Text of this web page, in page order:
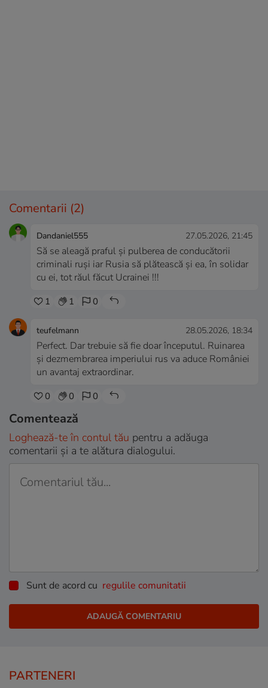
Comentarii (2)
Dandaniel555 27.05.2026, 21:45
Să se aleagă praful și pulberea de conducătorii
criminali ruși iar Rusia să plătească și ea, în solidar
cu ei, tot răul făcut Ucrainei !!!
1 1 0
teufelmann 28.05.2026, 18:34
Perfect. Dar trebuie să fie doar începutul. Ruinarea
și dezmembrarea imperiului rus va aduce României
un avantaj extraordinar.
0 0 0
Comentează
Loghează-te în contul tău pentru a adăuga
comentarii și a te alătura dialogului.
Sunt de acord cu regulile comunitatii
PARTENERI